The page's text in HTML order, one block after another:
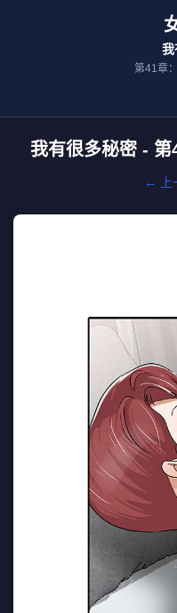
我
第41章
我有很多秘密 -
← 上